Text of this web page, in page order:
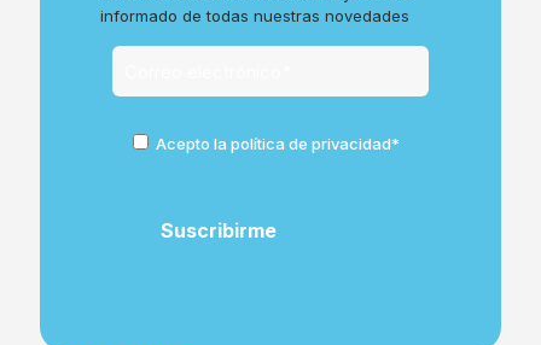
informado de todas nuestras novedades
Acepto la política de privacidad*